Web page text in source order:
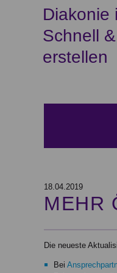
Diakonie
Schnell
erstellen
18.04.2019
MEHR
Die neueste
Bei